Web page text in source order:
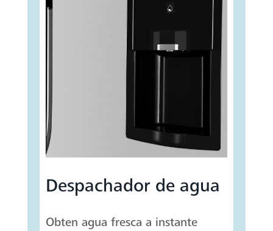
Despachador de agua
Obten agua fresca a instante